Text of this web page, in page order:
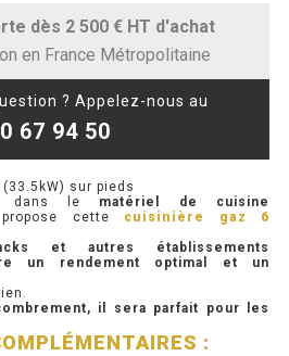
VITRÉE
VITRÉE
COMPACT
dès 2 500 € HT d'achat
en France Métropolitaine
? Appelez-nous au
67 94 50
sur pieds
dans le matériel de cuisine
cette cuisinière gaz 6
et autres établissements
un rendement optimal et un
il sera parfait pour les
: